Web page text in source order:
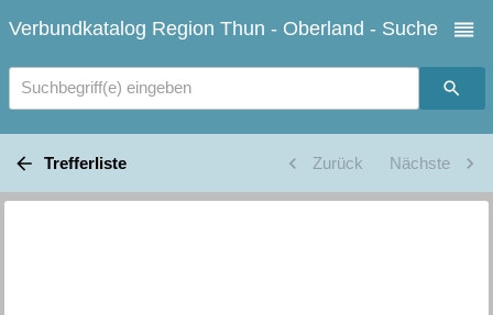
Verbundkatalog Region Thun - Oberland - Suche
Suchbegriff(e) eingeben
Trefferliste Zurück Nächste